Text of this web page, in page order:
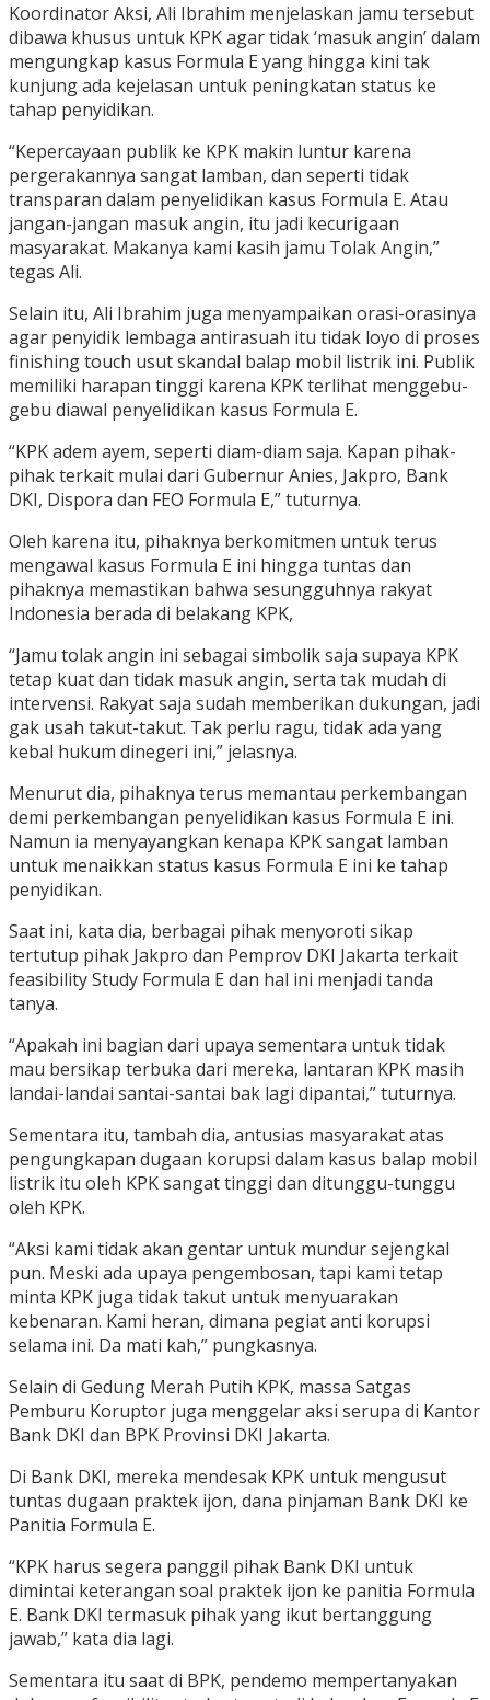
Koordinator Aksi, Ali Ibrahim menjelaskan jamu tersebut
dibawa khusus untuk KPK agar tidak ‘masuk angin’ dalam
mengungkap kasus Formula E yang hingga kini tak
kunjung ada kejelasan untuk peningkatan status ke
tahap penyidikan.
“Kepercayaan publik ke KPK makin luntur karena
pergerakannya sangat lamban, dan seperti tidak
transparan dalam penyelidikan kasus Formula E. Atau
jangan-jangan masuk angin, itu jadi kecurigaan
masyarakat. Makanya kami kasih jamu Tolak Angin,”
tegas Ali.
Selain itu, Ali Ibrahim juga menyampaikan orasi-orasinya
agar penyidik lembaga antirasuah itu tidak loyo di proses
finishing touch usut skandal balap mobil listrik ini. Publik
memiliki harapan tinggi karena KPK terlihat menggebu-
gebu diawal penyelidikan kasus Formula E.
“KPK adem ayem, seperti diam-diam saja. Kapan pihak-
pihak terkait mulai dari Gubernur Anies, Jakpro, Bank
DKI, Dispora dan FEO Formula E,” tuturnya.
Oleh karena itu, pihaknya berkomitmen untuk terus
mengawal kasus Formula E ini hingga tuntas dan
pihaknya memastikan bahwa sesungguhnya rakyat
Indonesia berada di belakang KPK,
“Jamu tolak angin ini sebagai simbolik saja supaya KPK
tetap kuat dan tidak masuk angin, serta tak mudah di
intervensi. Rakyat saja sudah memberikan dukungan, jadi
gak usah takut-takut. Tak perlu ragu, tidak ada yang
kebal hukum dinegeri ini,” jelasnya.
Menurut dia, pihaknya terus memantau perkembangan
demi perkembangan penyelidikan kasus Formula E ini.
Namun ia menyayangkan kenapa KPK sangat lamban
untuk menaikkan status kasus Formula E ini ke tahap
penyidikan.
Saat ini, kata dia, berbagai pihak menyoroti sikap
tertutup pihak Jakpro dan Pemprov DKI Jakarta terkait
feasibility Study Formula E dan hal ini menjadi tanda
tanya.
“Apakah ini bagian dari upaya sementara untuk tidak
mau bersikap terbuka dari mereka, lantaran KPK masih
landai-landai santai-santai bak lagi dipantai,” tuturnya.
Sementara itu, tambah dia, antusias masyarakat atas
pengungkapan dugaan korupsi dalam kasus balap mobil
listrik itu oleh KPK sangat tinggi dan ditunggu-tunggu
oleh KPK.
“Aksi kami tidak akan gentar untuk mundur sejengkal
pun. Meski ada upaya pengembosan, tapi kami tetap
minta KPK juga tidak takut untuk menyuarakan
kebenaran. Kami heran, dimana pegiat anti korupsi
selama ini. Da mati kah,” pungkasnya.
Selain di Gedung Merah Putih KPK, massa Satgas
Pemburu Koruptor juga menggelar aksi serupa di Kantor
Bank DKI dan BPK Provinsi DKI Jakarta.
Di Bank DKI, mereka mendesak KPK untuk mengusut
tuntas dugaan praktek ijon, dana pinjaman Bank DKI ke
Panitia Formula E.
“KPK harus segera panggil pihak Bank DKI untuk
dimintai keterangan soal praktek ijon ke panitia Formula
E. Bank DKI termasuk pihak yang ikut bertanggung
jawab,” kata dia lagi.
Sementara itu saat di BPK, pendemo mempertanyakan